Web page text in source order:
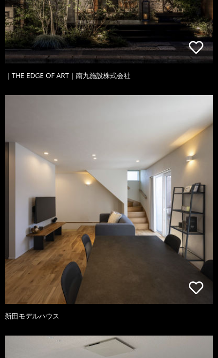
｜THE EDGE OF ART｜南九施設株式会社
新田モデルハウス